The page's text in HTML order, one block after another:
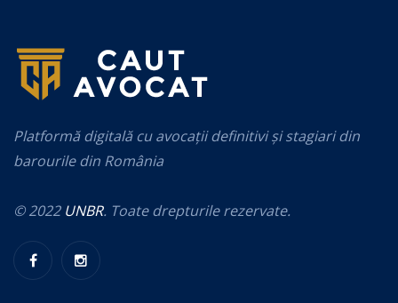
Platformă digitală cu avocații definitivi și stagiari din
barourile din România
© 2022 UNBR. Toate drepturile rezervate.